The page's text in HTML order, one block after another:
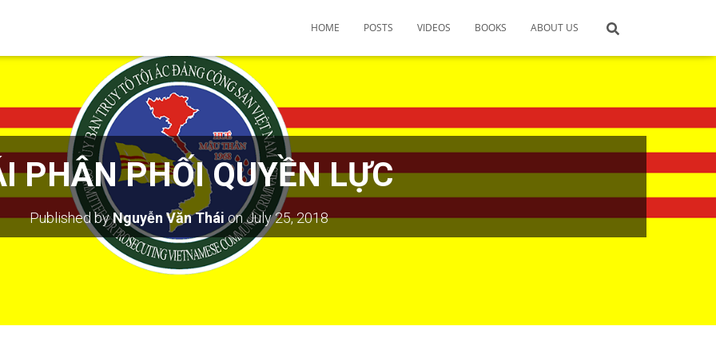
HOME POSTS VIDEOS BOOKS ABOUT US
PHÂN PHỐI QUYỀN LỰC
Published byNguyễn Văn Thái onJuly 25, 2018